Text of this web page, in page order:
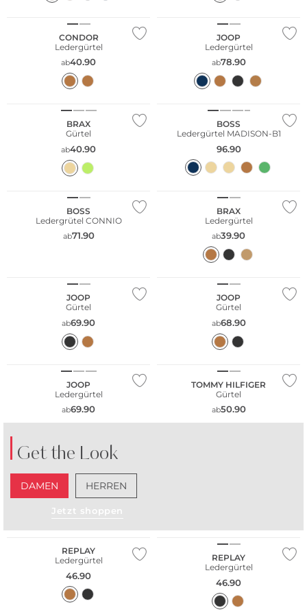
Große Größen
CONDOR
Ledergürtel
ab40.90
JOOP
Ledergürtel
ab78.90
BRAX
Gürtel
ab40.90
BOSS
Ledergürtel MADISON-B1
96.90
BOSS
Ledergrütel CONNIO
ab71.90
Große Größen
BRAX
Ledergürtel
ab39.90
JOOP
Gürtel
ab69.90
JOOP
Gürtel
ab68.90
JOOP
Ledergürtel
ab69.90
TOMMY HILFIGER
Gürtel
ab50.90
Get the Look
DAMEN HERREN
Jetzt shoppen
REPLAY
Ledergürtel
46.90
REPLAY
Ledergürtel
46.90